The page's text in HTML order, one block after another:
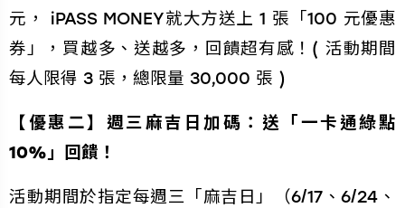
元， iPASS MONEY就大方送上 1 張「100 元優惠
券」，買越多、送越多，回饋超有感！( 活動期間
每人限得 3 張，總限量 30,000 張 )
【優惠二】週三麻吉日加碼：送「一卡通綠點
10%」回饋！
活動期間於指定每週三「麻吉日」（6/17、6/24、